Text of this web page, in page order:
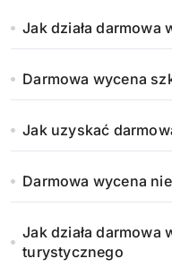
Jak działa darmowa
Darmowa wycena
Jak uzyskać
Darmowa wycena
Jak działa darmowa
turystycznego